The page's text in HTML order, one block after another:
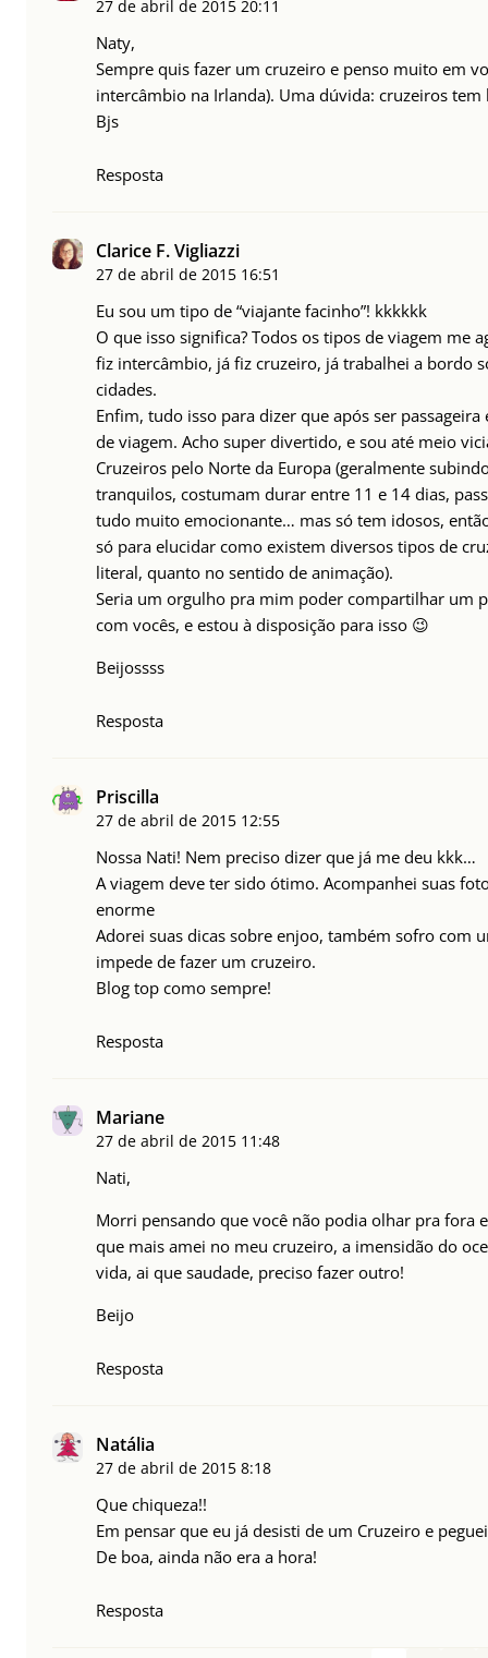
27 de abril de 2015 20:11
Naty,
Sempre quis fazer um cruzeiro e penso muito em
intercâmbio na Irlanda). Uma dúvida: cruzeiros
Bjs
Resposta
Clarice F. Vigliazzi
27 de abril de 2015 16:51
Eu sou um tipo de “viajante facinho”! kkkkkk
O que isso significa? Todos os tipos de viagem me
fiz intercâmbio, já fiz cruzeiro, já trabalhei a bordo
cidades.
Enfim, tudo isso para dizer que após ser
de viagem. Acho super divertido, e sou até meio
Cruzeiros pelo Norte da Europa (geralmente
tranquilos, costumam durar entre 11 e 14 dias,
tudo muito emocionante… mas só tem idosos,
só para elucidar como existem diversos tipos de
literal, quanto no sentido de animação).
Seria um orgulho pra mim poder compartilhar um
com vocês, e estou à disposição para isso 😉
Beijossss
Resposta
Priscilla
27 de abril de 2015 12:55
Nossa Nati! Nem preciso dizer que já me deu kkk…
A viagem deve ter sido ótimo. Acompanhei suas
enorme
Adorei suas dicas sobre enjoo, também sofro com
impede de fazer um cruzeiro.
Blog top como sempre!
Resposta
Mariane
27 de abril de 2015 11:48
Nati,
Morri pensando que você não podia olhar pra fora
que mais amei no meu cruzeiro, a imensidão do
vida, ai que saudade, preciso fazer outro!
Beijo
Resposta
Natália
27 de abril de 2015 8:18
Que chiqueza!!
Em pensar que eu já desisti de um Cruzeiro e
De boa, ainda não era a hora!
Resposta